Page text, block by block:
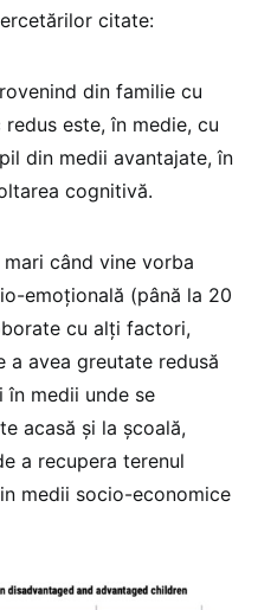
citate:
din familie cu
este, în medie, cu
din medii avantajate, în
cognitivă.
când vine vorba
emoțională (până la 20
cu alți factori,
a avea greutate redusă
în medii unde se
acasă și la școală,
a recupera terenul
medii socio-economice